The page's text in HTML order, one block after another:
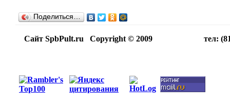
Поделиться…
Сайт SpbPult.ru Copyright © 2009 тел: